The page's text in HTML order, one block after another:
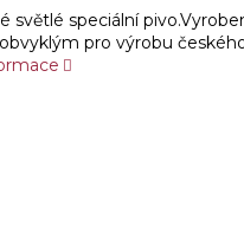
světlé speciální
pro výrobu